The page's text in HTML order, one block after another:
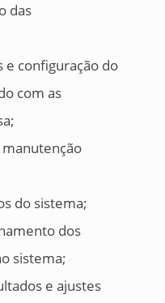
das
configuração do
com as
manutenção
do sistema;
dos
sistema;
e ajustes